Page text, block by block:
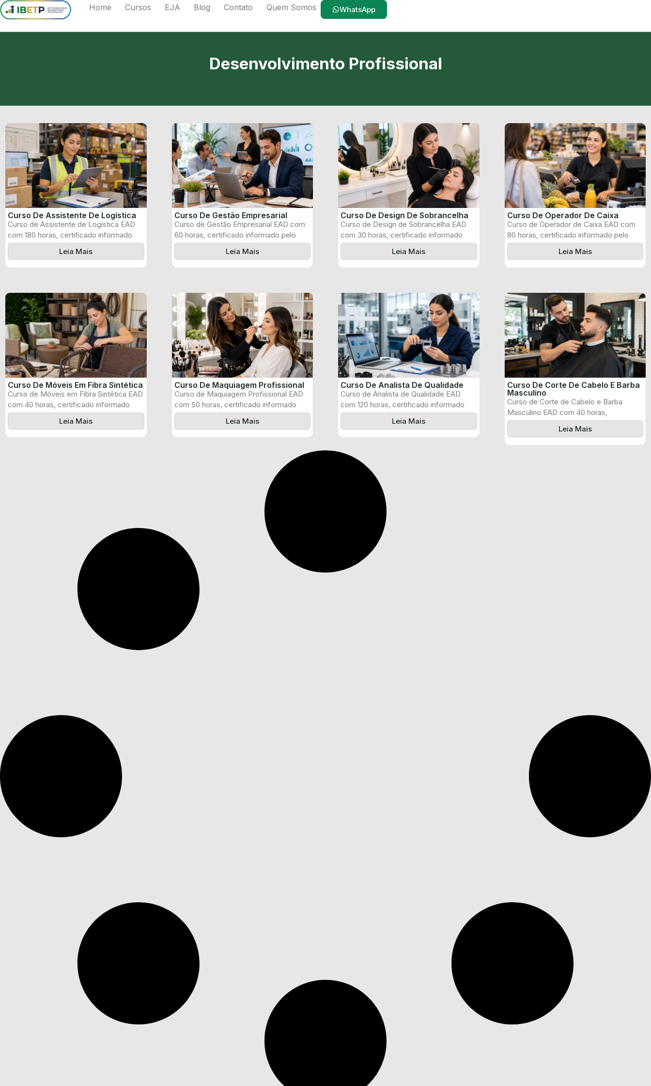
Home Cursos EJA Blog Contato Quem Somos WhatsApp
Desenvolvimento Profissional
Curso De Assistente De Logística
Curso de Assistente de Logística EAD
com 180 horas, certificado informado
pelo produtor ...
Leia Mais
Curso De Gestão Empresarial
Curso de Gestão Empresarial EAD com
60 horas, certificado informado pelo
produtor e ...
Leia Mais
Curso De Design De Sobrancelha
Curso de Design de Sobrancelha EAD
com 30 horas, certificado informado
pelo produtor ...
Leia Mais
Curso De Operador De Caixa
Curso de Operador de Caixa EAD com
80 horas, certificado informado pelo
produtor ...
Leia Mais
Curso De Móveis Em Fibra Sintética
Curso de Móveis em Fibra Sintética EAD
com 40 horas, certificado informado
pelo ...
Leia Mais
Curso De Maquiagem Profissional
Curso de Maquiagem Profissional EAD
com 50 horas, certificado informado
pelo produtor e ...
Leia Mais
Curso De Analista De Qualidade
Curso de Analista de Qualidade EAD
com 120 horas, certificado informado
pelo produtor ...
Leia Mais
Curso De Corte De Cabelo E Barba
Masculino
Curso de Corte de Cabelo e Barba
Masculino EAD com 40 horas,
certificado ...
Leia Mais